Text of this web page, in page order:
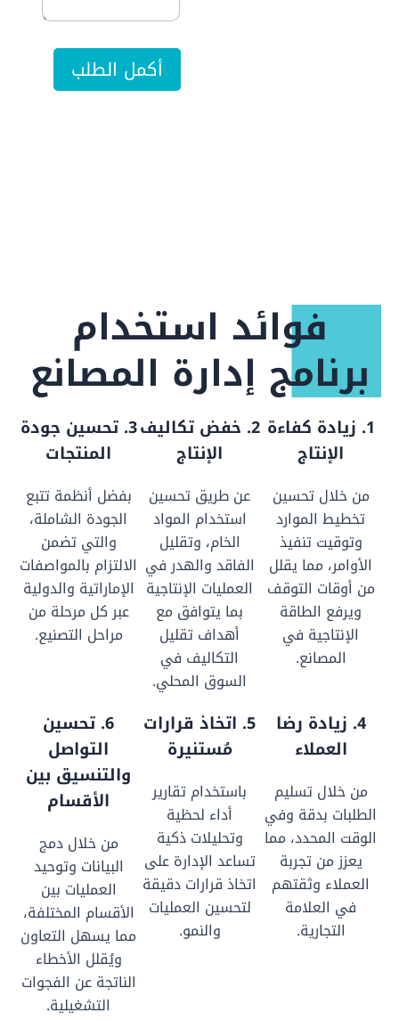
ا
ا
م
ر
أكمل الطلب
فوائد استخدام
برنامج إدارة المصانع
3. تحسين جودة
المنتجات
بفضل أنظمة تتبع
الجودة الشاملة،
والتي تضمن
الالتزام بالمواصفات
الإماراتية والدولية
عبر كل مرحلة من
مراحل التصنيع.
2. خفض تكاليف
الإنتاج
عن طريق تحسين
استخدام المواد
الخام، وتقليل
الفاقد والهدر في
العمليات الإنتاجية
بما يتوافق مع
أهداف تقليل
التكاليف في
السوق المحلي.
1. زيادة كفاءة
الإنتاج
من خلال تحسين
تخطيط الموارد
وتوقيت تنفيذ
الأوامر، مما يقلل
من أوقات التوقف
ويرفع الطاقة
الإنتاجية في
المصانع.
6. تحسين
التواصل
والتنسيق بين
الأقسام
من خلال دمج
البيانات وتوحيد
العمليات بين
الأقسام المختلفة،
مما يسهل التعاون
ويُقلل الأخطاء
الناتجة عن الفجوات
التشغيلية.
5. اتخاذ قرارات
مُستنيرة
باستخدام تقارير
أداء لحظية
وتحليلات ذكية
تساعد الإدارة على
اتخاذ قرارات دقيقة
لتحسين العمليات
والنمو.
4. زيادة رضا
العملاء
من خلال تسليم
الطلبات بدقة وفي
الوقت المحدد، مما
يعزز من تجربة
العملاء وثقتهم
في العلامة
التجارية.